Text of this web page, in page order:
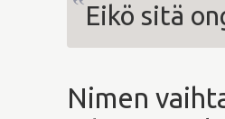
Eikö sitä
Nimen